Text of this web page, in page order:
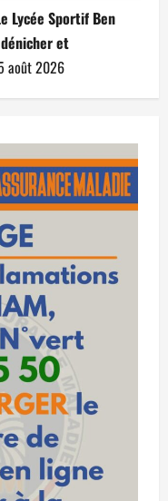
Lycée Sportif Ben
et
août 2026